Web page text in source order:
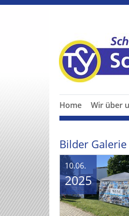
Home Wir über
Bilder Galerie
10.06.
2025